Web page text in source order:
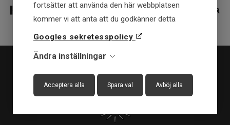
fortsätter att använda den här webbplatsen
kommer vi att anta att du godkänner detta
Googles sekretesspolicy
Ändra inställningar
Acceptera alla Spara val Avböj alla